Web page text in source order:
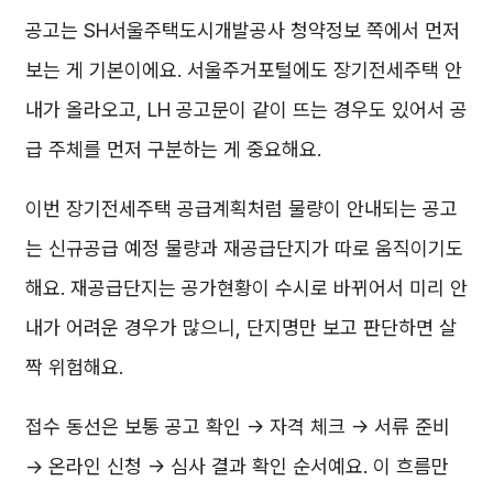
공고는 SH서울주택도시개발공사 청약정보 쪽에서 먼저
보는 게 기본이에요. 서울주거포털에도 장기전세주택 안
내가 올라오고, LH 공고문이 같이 뜨는 경우도 있어서 공
급 주체를 먼저 구분하는 게 중요해요.
이번 장기전세주택 공급계획처럼 물량이 안내되는 공고
는 신규공급 예정 물량과 재공급단지가 따로 움직이기도
해요. 재공급단지는 공가현황이 수시로 바뀌어서 미리 안
내가 어려운 경우가 많으니, 단지명만 보고 판단하면 살
짝 위험해요.
접수 동선은 보통 공고 확인 → 자격 체크 → 서류 준비
→ 온라인 신청 → 심사 결과 확인 순서예요. 이 흐름만